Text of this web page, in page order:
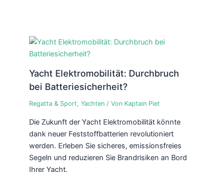
Yacht Elektromobilität: Durchbruch
bei Batteriesicherheit?
Regatta & Sport, Yachten/ Von Kaptain Piet
Die Zukunft der Yacht Elektromobilität könnte
dank neuer Feststoffbatterien revolutioniert
werden. Erleben Sie sicheres, emissionsfreies
Segeln und reduzieren Sie Brandrisiken an Bord
Ihrer Yacht.